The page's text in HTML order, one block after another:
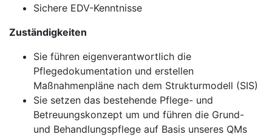
Sichere EDV-Kenntnisse
Zuständigkeiten
Sie führen eigenverantwortlich die
Pflegedokumentation und erstellen
Maßnahmenpläne nach dem Strukturmodell (SIS)
Sie setzen das bestehende Pflege- und
Betreuungskonzept um und führen die Grund-
und Behandlungspflege auf Basis unseres QMs